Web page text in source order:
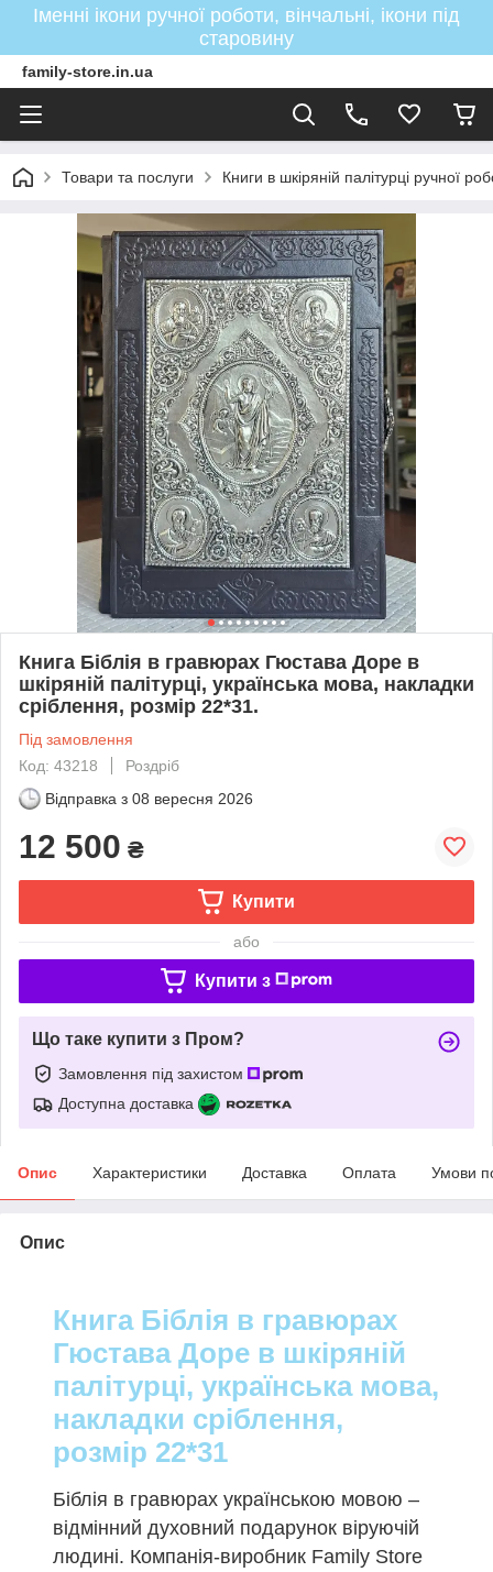
Іменні ікони ручної роботи, вінчальні, ікони під
старовину
family-store.in.ua
Товари та послуги Книги в шкіряній палітурці ручної
Книга Біблія в гравюрах Гюстава Доре в
шкіряній палітурці, українська мова, накладки
сріблення, розмір 22*31.
Під замовлення
Код: 43218
Роздріб
Відправка з 08 вересня 2026
12 500 ₴
Купити
або
Купити з
Що таке купити з Пром?
Замовлення під захистом
Доступна доставка
Опис Характеристики Доставка Оплата Умови
Опис
Книга Біблія в гравюрах
Гюстава Доре в шкіряній
палітурці, українська мова,
накладки сріблення,
розмір 22*31
Біблія в гравюрах українською мовою –
відмінний духовний подарунок віруючій
людині. Компанія-виробник Family Store